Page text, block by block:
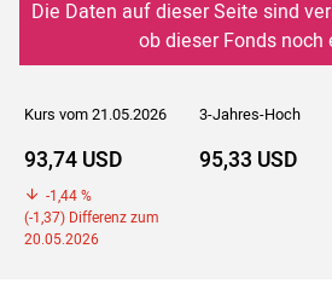
Die Daten auf dieser Seite sind
ob dieser Fonds noch
Kurs vom 21.05.2026 3-Jahres-Hoch
93,74 USD
-1,44 %
(-1,37) Differenz zum
20.05.2026
95,33 USD